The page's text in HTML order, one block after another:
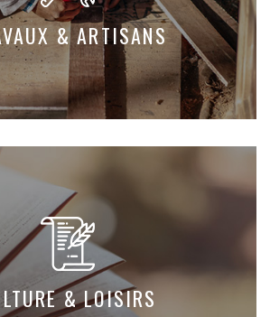
& ARTISANS
& LOISIRS